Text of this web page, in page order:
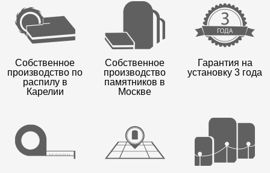
Собственное
производство по
распилу в
Карелии
Собственное
производство
памятников в
Москве
Гарантия на
установку 3 года